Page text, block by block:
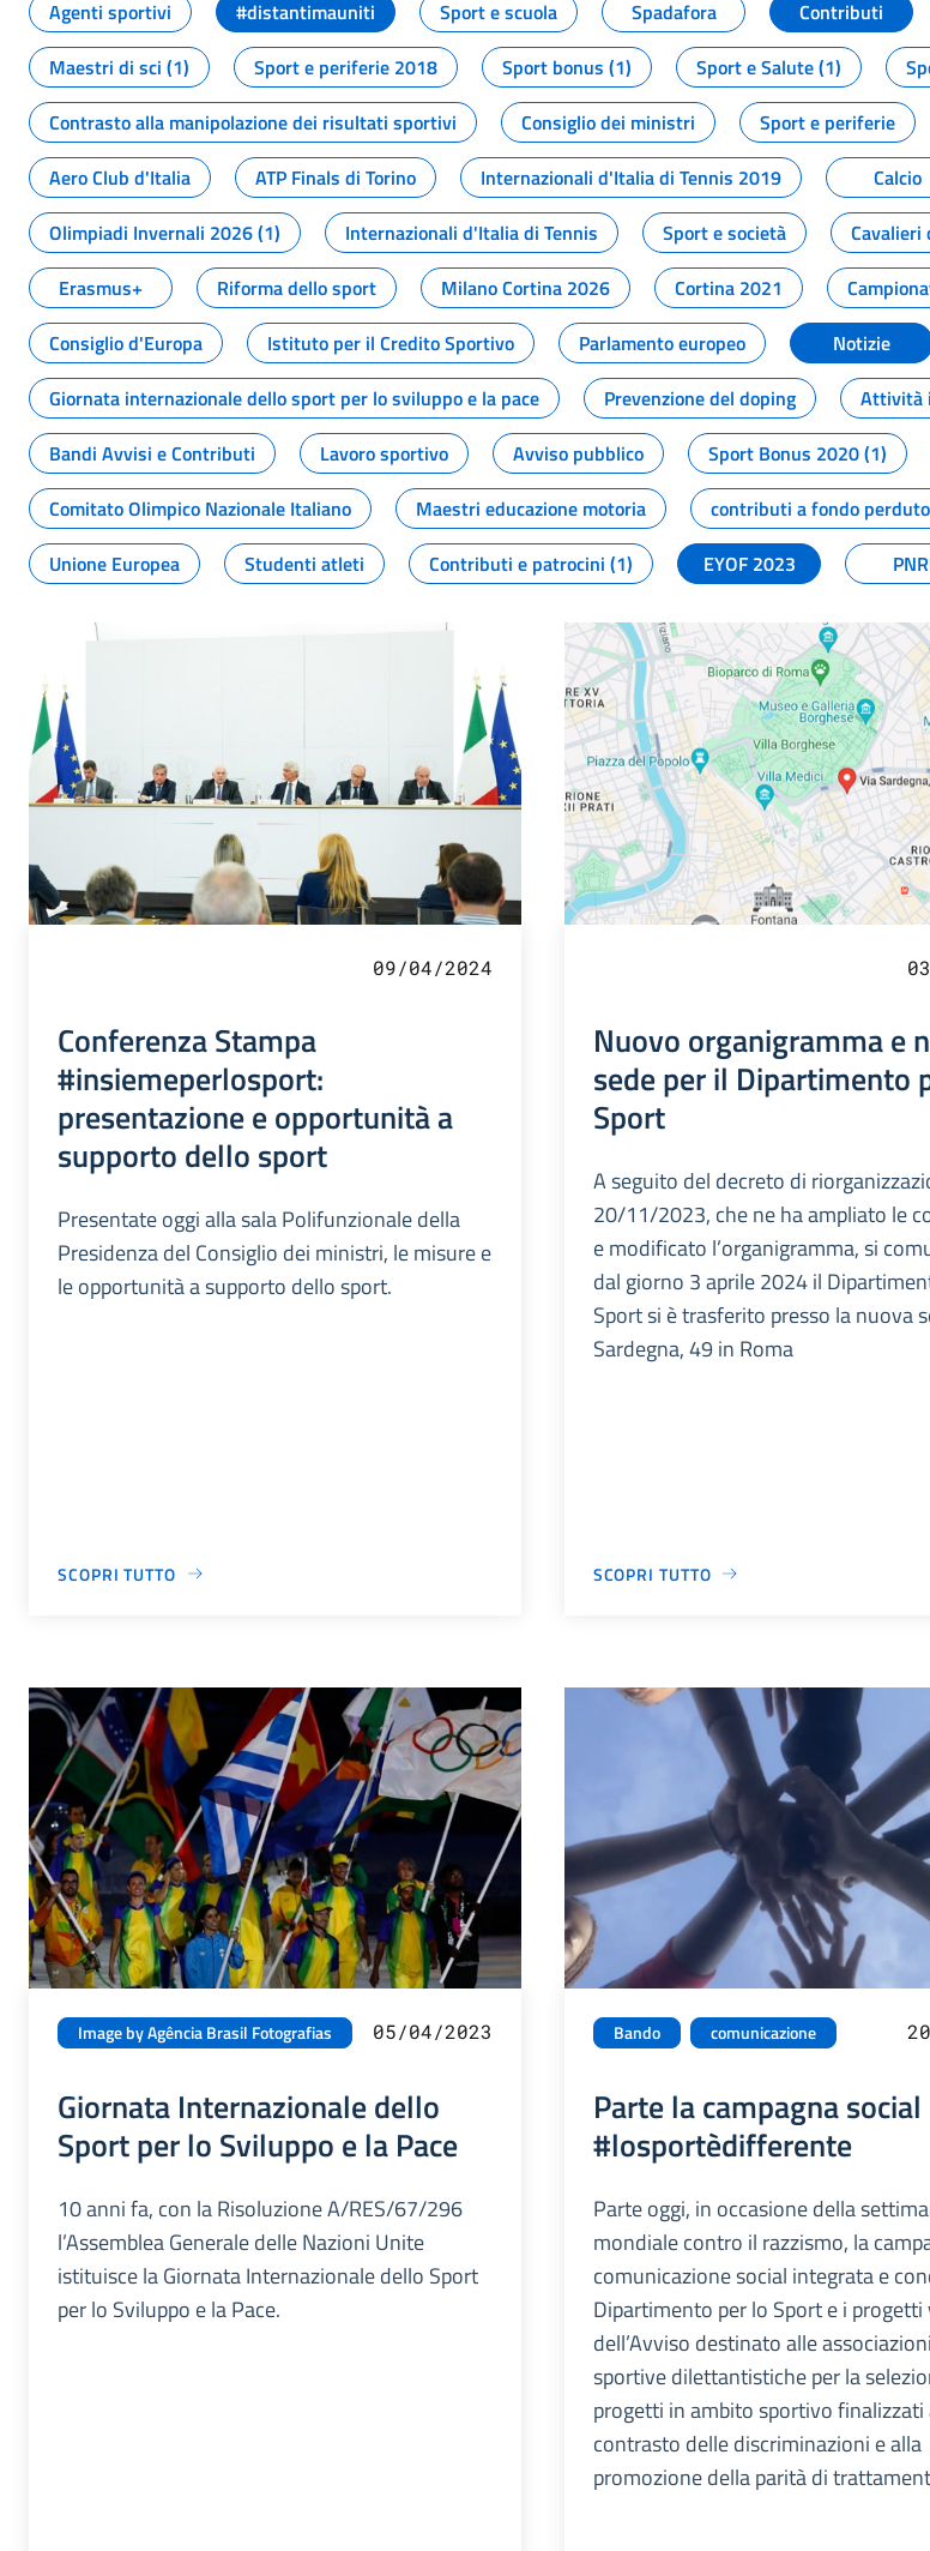
Agenti sportivi
#distantimauniti Sport e scuola Spadafora Contributi
Maestri di sci (1)
Sport e periferie 2018 Sport bonus (1) Sport e Salute (1)
Contrasto alla manipolazione dei risultati sportivi
Consiglio dei ministri Sport e periferie
Aero Club d'Italia
ATP Finals di Torino Internazionali d'Italia di Tennis 2019 Calcio
Olimpiadi Invernali 2026 (1)
Internazionali d'Italia di Tennis Sport e società Cavalieri
Erasmus+
Riforma dello sport Milano Cortina 2026 Cortina 2021
Consiglio d'Europa
Istituto per il Credito Sportivo Parlamento europeo Notizie
Giornata internazionale dello sport per lo sviluppo e la pace
Prevenzione del doping Attività
Bandi Avvisi e Contributi
Lavoro sportivo Avviso pubblico Sport Bonus 2020 (1)
Comitato Olimpico Nazionale Italiano
Maestri educazione motoria contributi a fondo perduto
Unione Europea
Studenti atleti Contributi e patrocini (1) EYOF 2023
09/04/2024
Conferenza Stampa
#insiemeperlosport:
presentazione e opportunità a
supporto dello sport
Presentate oggi alla sala Polifunzionale della
Presidenza del Consiglio dei ministri, le misure e
le opportunità a supporto dello sport.
SCOPRI TUTTO
Nuovo organigramma e
sede per il Dipartimento
Sport
A seguito del decreto di
20/11/2023, che ne ha ampliato le
e modificato l’organigramma, si
dal giorno 3 aprile 2024 il
Sport si è trasferito presso la nuova
Sardegna, 49 in Roma
SCOPRI TUTTO
Image by Agência Brasil Fotografias 05/04/2023
Giornata Internazionale dello
Sport per lo Sviluppo e la Pace
10 anni fa, con la Risoluzione A/RES/67/296
l’Assemblea Generale delle Nazioni Unite
istituisce la Giornata Internazionale dello Sport
per lo Sviluppo e la Pace.
Bando comunicazione
Parte la campagna social
#losportèdifferente
Parte oggi, in occasione della
mondiale contro il razzismo, la
comunicazione social integrata e
Dipartimento per lo Sport e i
dell’Avviso destinato alle
sportive dilettantistiche per la
progetti in ambito sportivo finalizzati
contrasto delle discriminazioni e alla
promozione della parità di